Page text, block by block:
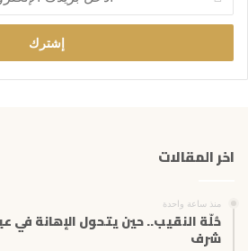
خ
ب
ر
ااخر المقالات
منذ ساعة واحدة
حُلّة النقيب.. حين يتحول الإهانة في
شرف